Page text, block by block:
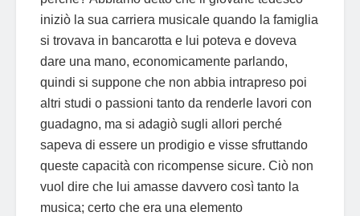
iniziò la sua carriera musicale quando la famiglia
si trovava in bancarotta e lui poteva e doveva
dare una mano, economicamente parlando,
quindi si suppone che non abbia intrapreso poi
altri studi o passioni tanto da renderle lavori con
guadagno, ma si adagiò sugli allori perché
sapeva di essere un prodigio e visse sfruttando
queste capacità con ricompense sicure. Ciò non
vuol dire che lui amasse davvero così tanto la
musica; certo che era una elemento